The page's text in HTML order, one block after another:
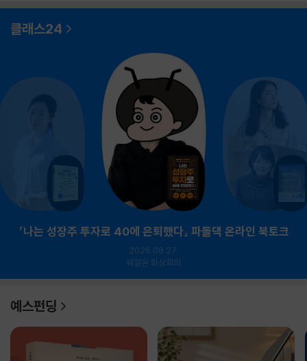
클래스24
『나는 성장주 투자로 40에 은퇴했다』 파돌댁 온라인 북토크
2026.08.27.
웨일온 화상회의
예스펀딩